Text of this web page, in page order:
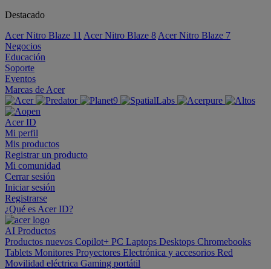
Destacado
Acer Nitro Blaze 11 Acer Nitro Blaze 8 Acer Nitro Blaze 7
Negocios
Educación
Soporte
Eventos
Marcas de Acer
Acer ID
Mi perfil
Mis productos
Registrar un producto
Mi comunidad
Cerrar sesión
Iniciar sesión
Registrarse
¿Qué es Acer ID?
AI Productos
Productos nuevos Copilot+ PC Laptops Desktops Chromebooks
Tablets Monitores Proyectores Electrónica y accesorios Red
Movilidad eléctrica Gaming portátil